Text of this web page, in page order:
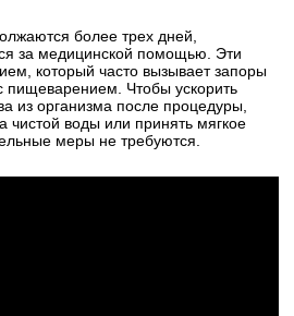
более трех дней,
за медицинской помощью. Эти
который часто вызывает запоры
Чтобы ускорить
из организма после процедуры,
чистой воды или принять мягкое
меры не требуются.